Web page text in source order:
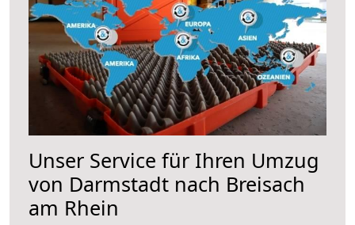
Unser Service für Ihren Umzug
von Darmstadt nach Breisach
am Rhein